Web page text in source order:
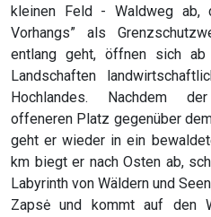
kleinen Feld - Waldweg ab,
Vorhangs” als
entlang geht, öffnen sich
Landschaften
Hochlandes. Nachdem
offeneren Platz gegenüber
geht er wieder in ein
km biegt er nach Osten ab,
Labyrinth von Wäldern und
Zapsė und kommt auf den